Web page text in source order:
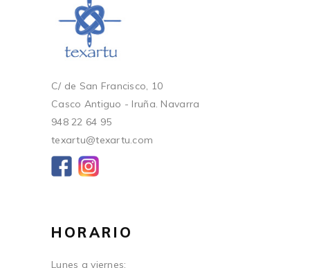
C/ de San Francisco, 10
Casco Antiguo - Iruña. Navarra
948 22 64 95
texartu@texartu.com
HORARIO
Lunes a viernes: